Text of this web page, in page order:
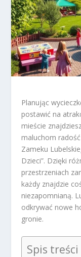
Planując
postawić na
mieście
maluchom
Zameku
Dzieci”. Dzięki
przestrzeniach
każdy znajdzie
niezapomnianą.
odkrywać nowe
gronie.
Spis treści